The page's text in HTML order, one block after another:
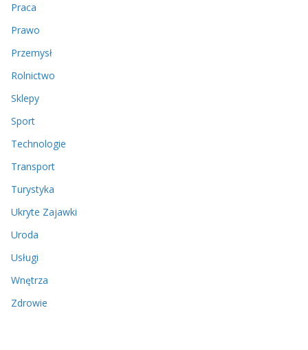
Praca
Prawo
Przemysł
Rolnictwo
Sklepy
Sport
Technologie
Transport
Turystyka
Ukryte Zajawki
Uroda
Usługi
Wnętrza
Zdrowie